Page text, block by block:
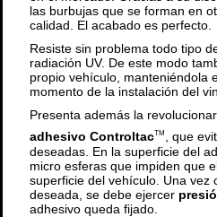
las burbujas que se forman en
calidad. El acabado es perfecto.
Resiste sin problema todo tipo
radiación UV. De este modo
propio vehículo, manteniéndola
momento de la instalación del
Presenta además la
adhesivo ControltacTM
, que
deseadas. En la superficie del
micro esferas que impiden que
superficie del vehículo. Una vez
deseada, se debe ejercer
adhesivo queda fijado.